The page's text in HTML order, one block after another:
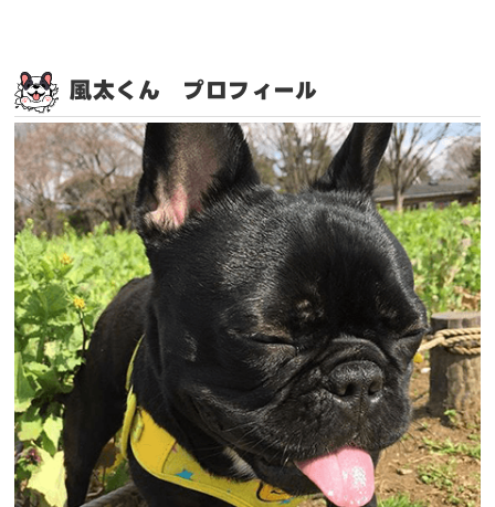
風太くん プロフィール